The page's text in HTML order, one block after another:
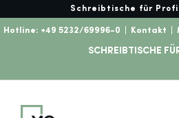
Schreibtische für
Hotline: +49 5232/69996-0 Kontakt
SCHREIBTISCHE